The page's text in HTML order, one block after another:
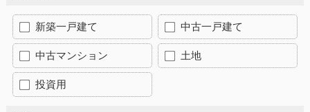
新築一戸建て 中古一戸建て
中古マンション 土地
投資用